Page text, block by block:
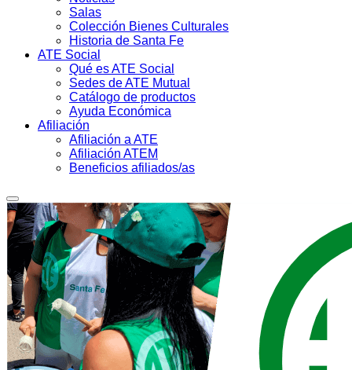
Salas
Colección Bienes Culturales
Historia de Santa Fe
ATE Social
Qué es ATE Social
Sedes de ATE Mutual
Catálogo de productos
Ayuda Económica
Afiliación
Afiliación a ATE
Afiliación ATEM
Beneficios afiliados/as